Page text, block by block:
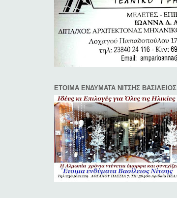
ΕΤΟΙΜΑ ΕΝΔΥΜΑΤΑ ΝΙΤΣΗΣ ΒΑΣΙΛΕΙΟΣ